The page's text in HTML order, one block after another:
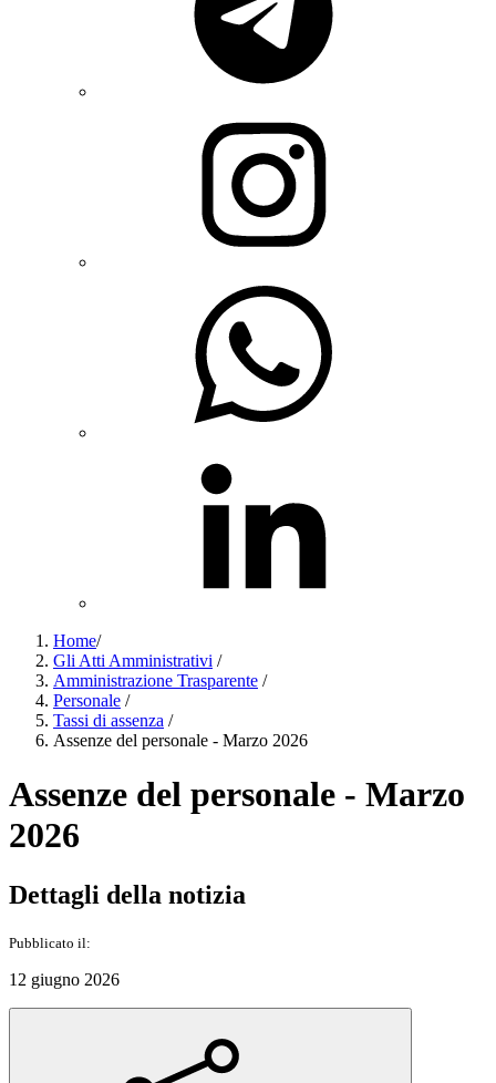
Home/
Gli Atti Amministrativi /
Amministrazione Trasparente /
Personale /
Tassi di assenza /
Assenze del personale - Marzo 2026
Assenze del personale - Marzo
2026
Dettagli della notizia
Pubblicato il:
12 giugno 2026